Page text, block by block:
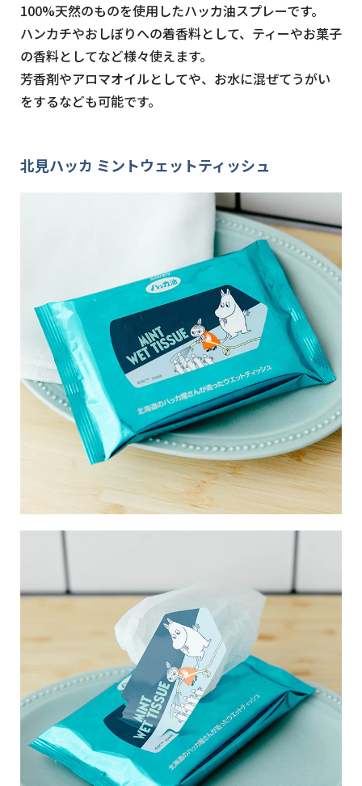
100%天然のものを使用したハッカ油スプレーです。
ハンカチやおしぼりへの着香料として、ティーやお菓子
の香料としてなど様々使えます。
芳香剤やアロマオイルとしてや、お水に混ぜてうがい
をするなども可能です。
北見ハッカ ミントウェットティッシュ